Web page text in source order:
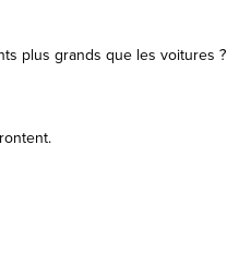
plus grands que les voitures ?